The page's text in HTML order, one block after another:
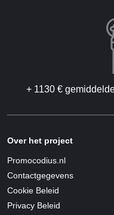
+ 1130 €
Over het project
Promocodius.nl
Contactgegevens
Cookie Beleid
Privacy Beleid